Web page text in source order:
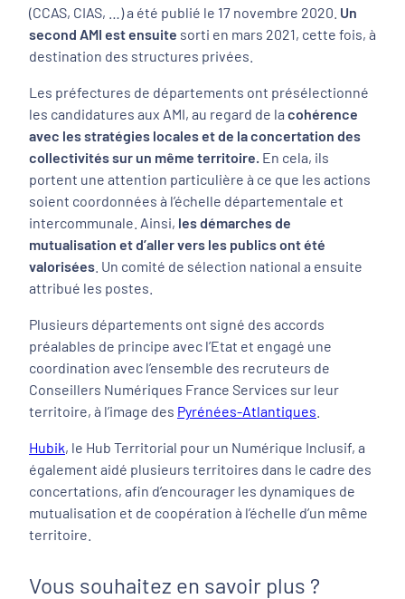
(CCAS, CIAS, …) a été publié le 17 novembre 2020. Un
second AMI est ensuite sorti en mars 2021, cette fois, à
destination des structures privées.
Les préfectures de départements ont présélectionné
les candidatures aux AMI, au regard de la cohérence
avec les stratégies locales et de la concertation des
collectivités sur un même territoire. En cela, ils
portent une attention particulière à ce que les actions
soient coordonnées à l’échelle départementale et
intercommunale. Ainsi, les démarches de
mutualisation et d’aller vers les publics ont été
valorisées . Un comité de sélection national a ensuite
attribué les postes.
Plusieurs départements ont signé des accords
préalables de principe avec l’Etat et engagé une
coordination avec l’ensemble des recruteurs de
Conseillers Numériques France Services sur leur
territoire, à l’image des Pyrénées-Atlantiques
Hubik, le Hub Territorial pour un Numérique Inclusif, a
également aidé plusieurs territoires dans le cadre des
concertations, afin d’encourager les dynamiques de
mutualisation et de coopération à l’échelle d’un même
territoire.
Vous souhaitez en savoir plus ?